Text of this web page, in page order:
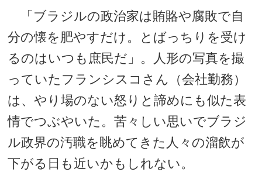
「ブラジルの政治家は賄賂や腐敗で自
分の懐を肥やすだけ。とばっちりを受け
るのはいつも庶民だ」。人形の写真を撮
っていたフランシスコさん（会社勤務）
は、やり場のない怒りと諦めにも似た表
情でつぶやいた。苦々しい思いでブラジ
ル政界の汚職を眺めてきた人々の溜飲が
下がる日も近いかもしれない。